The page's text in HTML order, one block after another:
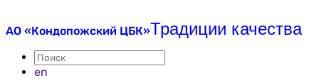
АО «Кондопожский ЦБК»Традиции качества
en